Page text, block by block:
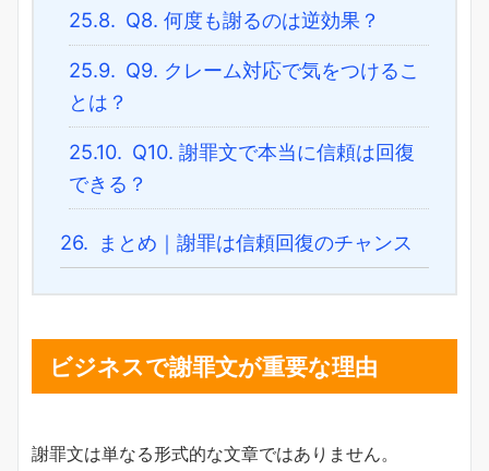
25.8. Q8. 何度も謝るのは逆効果？
25.9. Q9. クレーム対応で気をつけるこ
とは？
25.10. Q10. 謝罪文で本当に信頼は回復
できる？
26. まとめ｜謝罪は信頼回復のチャンス
ビジネスで謝罪文が重要な理由
謝罪文は単なる形式的な文章ではありません。